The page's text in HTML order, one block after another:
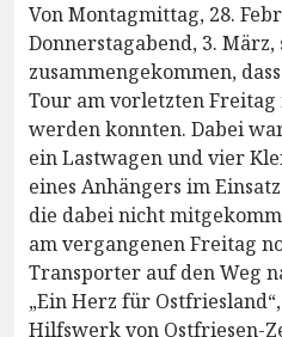
Von Montagmittag, 28.
Donnerstagabend, 3. März,
zusammengekommen,
Tour am vorletzten
werden konnten. Dabei
ein Lastwagen und vier
eines Anhängers im
die dabei nicht
am vergangenen Freitag
Transporter auf den Weg
„Ein Herz für
Hilfswerk von Ostfriesen-